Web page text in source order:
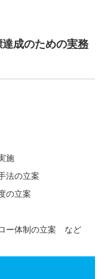
達成のための実務
施
法の立案
の立案
ー体制の立案 など